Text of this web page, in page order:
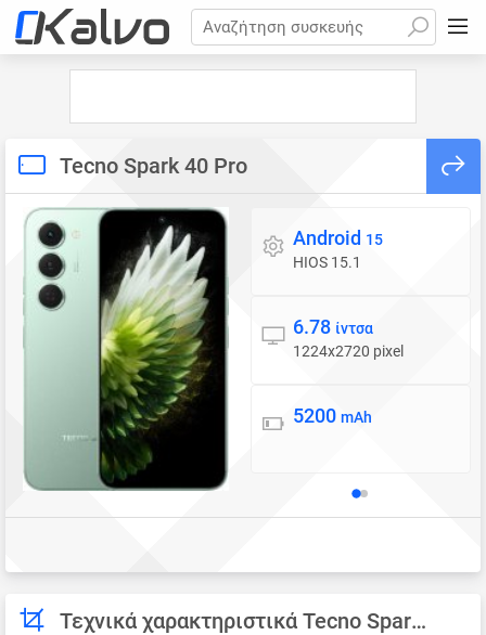
Αναζήτηση συσκευής
Tecno Spark 40 Pro
Λειτουργικό σύστημα
Android 15
HIOS 15.1
Οθόνη
6.78 ίντσα
1224x2720 pixel
Μπαταρία
5200 mAh
Τεχνικά χαρακτηριστικά Tecno Spark 40 Pro